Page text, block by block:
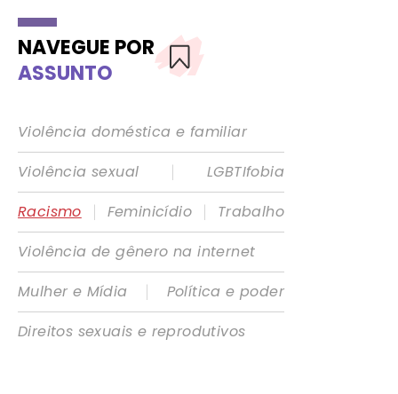
NAVEGUE POR
ASSUNTO
Violência doméstica e familiar
Violência sexual
|
LGBTIfobia
Racismo
| Feminicídio |
Trabalho
Violência de gênero na internet
Mulher e Mídia
|
Política e poder
Direitos sexuais e reprodutivos